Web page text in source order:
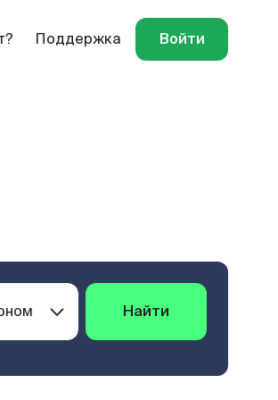
Поддержка Войти
Найти